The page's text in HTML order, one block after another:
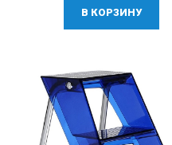
В КОРЗИНУ